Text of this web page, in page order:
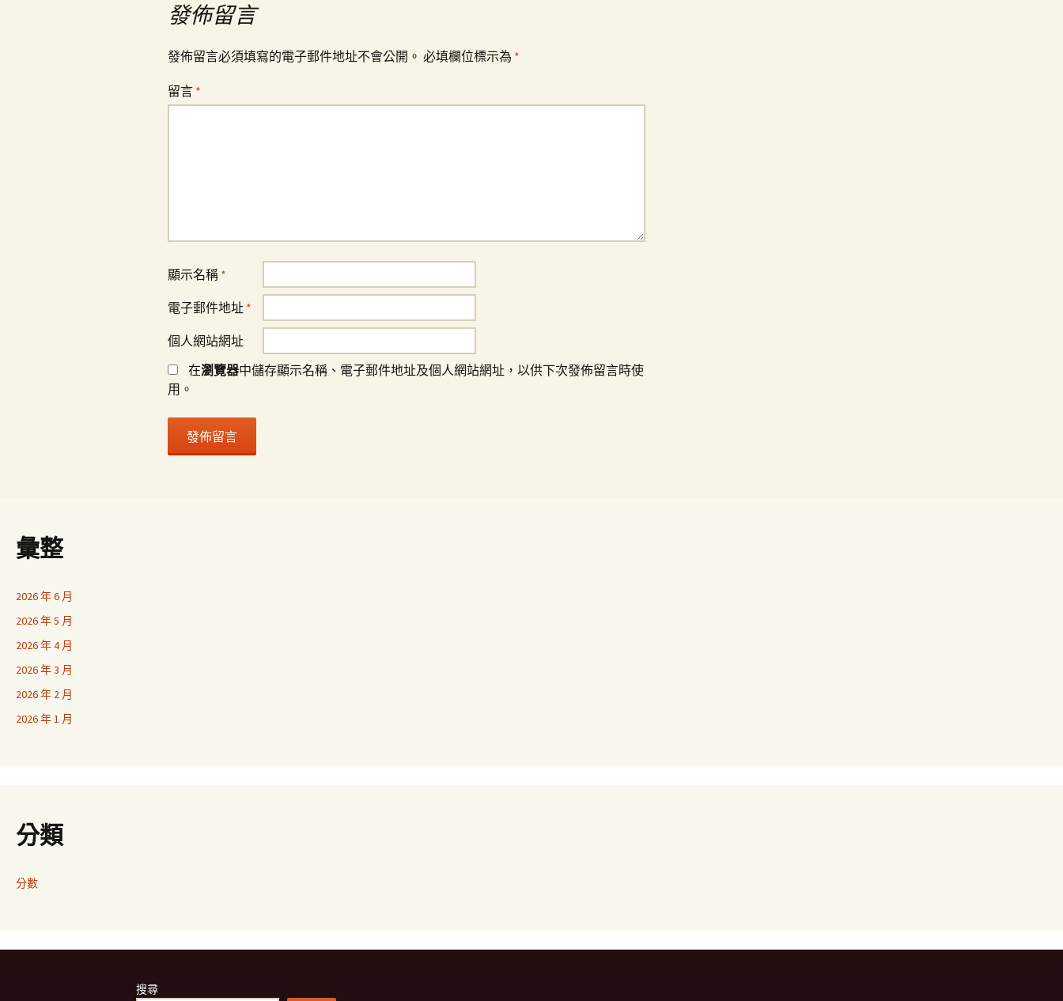
發佈留言
發佈留言必須填寫的電子郵件地址不會公開。 必填欄位標示為 *
留言 *
顯示名稱 *
電子郵件地址 *
個人網站網址
在瀏覽器中儲存顯示名稱、電子郵件地址及個人網站網址，以供下次發佈留言時使
用。
彙整
2026 年 6 月
2026 年 5 月
2026 年 4 月
2026 年 3 月
2026 年 2 月
2026 年 1 月
分類
分數
搜尋